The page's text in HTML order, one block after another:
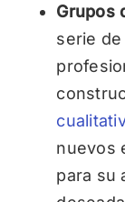
Grupos
serie
nuevos
para su